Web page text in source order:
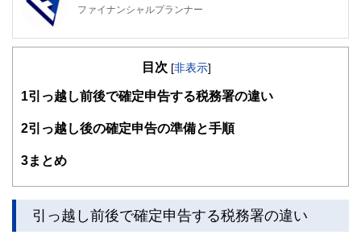
ファイナンシャルプランナー
FinancialField編集部は、金融、経済に関する記事を、日々
知識がない方でも理解できるようわかりやすく発信していま
得者を中心に「お金や暮らし」に関する書籍・雑誌の編集経
験者で構成され、企画立案から記事掲載まですべての工程に
ドバイザー、DCプランナー、公認会計士、社会保険労務
士、行政書士、投資アナリスト、キャリアコンサルタントな
目次 [非表示]
1 引っ越し前後で確定申告する税務署の違い
2引っ越し後の確定申告の準備と手順
3まとめ
引っ越し前後で確定申告する税務署の違い